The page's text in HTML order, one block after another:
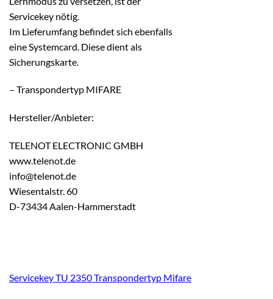
Servicekey nötig.
Im Lieferumfang befindet sich ebenfalls
eine Systemcard. Diese dient als
Sicherungskarte.
– Transpondertyp MIFARE
Hersteller/Anbieter:
TELENOT ELECTRONIC GMBH
www.telenot.de
info@telenot.de
Wiesentalstr. 60
D-73434 Aalen-Hammerstadt
Servicekey TU 2350 Transpondertyp Mifare